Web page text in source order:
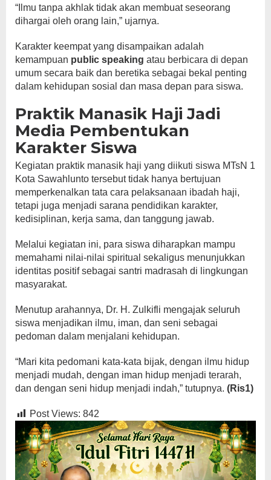
“Ilmu tanpa akhlak tidak akan membuat seseorang
dihargai oleh orang lain,” ujarnya.
Karakter keempat yang disampaikan adalah
kemampuan public speaking atau berbicara di depan
umum secara baik dan beretika sebagai bekal penting
dalam kehidupan sosial dan masa depan para siswa.
Praktik Manasik Haji Jadi
Media Pembentukan
Karakter Siswa
Kegiatan praktik manasik haji yang diikuti siswa MTsN 1
Kota Sawahlunto tersebut tidak hanya bertujuan
memperkenalkan tata cara pelaksanaan ibadah haji,
tetapi juga menjadi sarana pendidikan karakter,
kedisiplinan, kerja sama, dan tanggung jawab.
Melalui kegiatan ini, para siswa diharapkan mampu
memahami nilai-nilai spiritual sekaligus menunjukkan
identitas positif sebagai santri madrasah di lingkungan
masyarakat.
Menutup arahannya, Dr. H. Zulkifli mengajak seluruh
siswa menjadikan ilmu, iman, dan seni sebagai
pedoman dalam menjalani kehidupan.
“Mari kita pedomani kata-kata bijak, dengan ilmu hidup
menjadi mudah, dengan iman hidup menjadi terarah,
dan dengan seni hidup menjadi indah,” tutupnya. (Ris1)
Post Views: 842